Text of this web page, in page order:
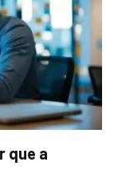
que a